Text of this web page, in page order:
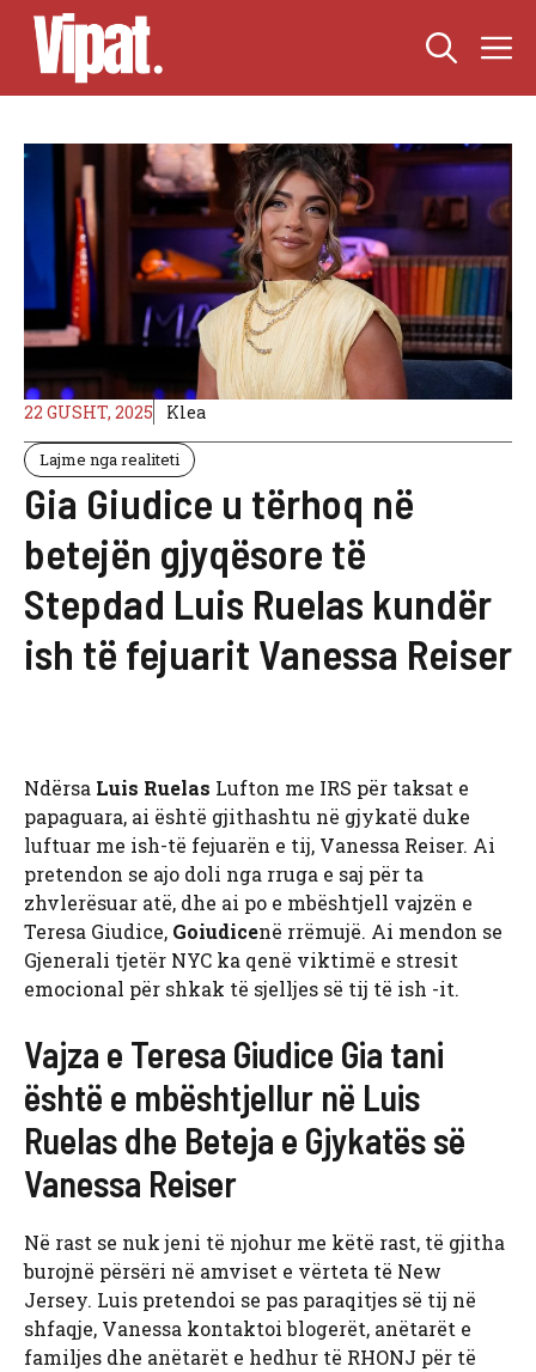
Skip
content
22 GUSHT, 2025 Klea
Lajme nga realiteti
Gia Giudice u tërhoq në
betejën gjyqësore të
Stepdad Luis Ruelas kundër
ish të fejuarit Vanessa Reiser
Ndërsa Luis Ruelas Lufton me IRS për taksat e
papaguara, ai është gjithashtu në gjykatë duke
luftuar me ish-të fejuarën e tij, Vanessa Reiser. Ai
pretendon se ajo doli nga rruga e saj për ta
zhvlerësuar atë, dhe ai po e mbështjell vajzën e
Teresa Giudice, Goiudicenë rrëmujë. Ai mendon se
Gjenerali tjetër NYC ka qenë viktimë e stresit
emocional për shkak të sjelljes së tij të ish -it.
Vajza e Teresa Giudice Gia tani
është e mbështjellur në Luis
Ruelas dhe Beteja e Gjykatës së
Vanessa Reiser
Në rast se nuk jeni të njohur me këtë rast, të gjitha
burojnë përsëri në amviset e vërteta të New
Jersey. Luis pretendoi se pas paraqitjes së tij në
shfaqje, Vanessa kontaktoi blogerët, anëtarët e
familjes dhe anëtarët e hedhur të RHONJ për të